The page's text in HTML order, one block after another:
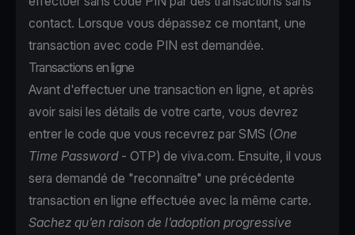
contact. Lorsque vous dépassez ce montant, une
transaction avec code PIN est demandée.
Transactions en ligne
Avant d'effectuer une transaction en ligne, et après
avoir saisi les détails de votre carte, vous devrez
entrer le code que vous recevrez par SMS (One
Time Password- OTP) de viva.com. Ensuite, il vous
sera demandé de "reconnaître" une précédente
transaction en ligne effectuée avec la même carte.
Sachez qu'en raison de l'adoption progressive